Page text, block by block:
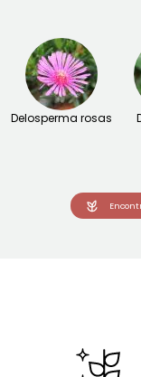
Delosperma rosas